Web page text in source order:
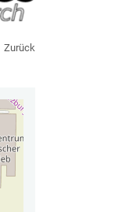
Zurück